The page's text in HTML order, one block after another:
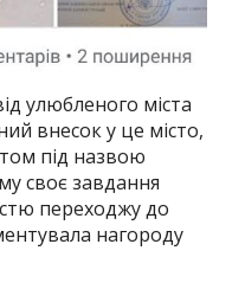
улюбленого міста
внесок у це місто,
під назвою
своє завдання
переходжу до
нагороду